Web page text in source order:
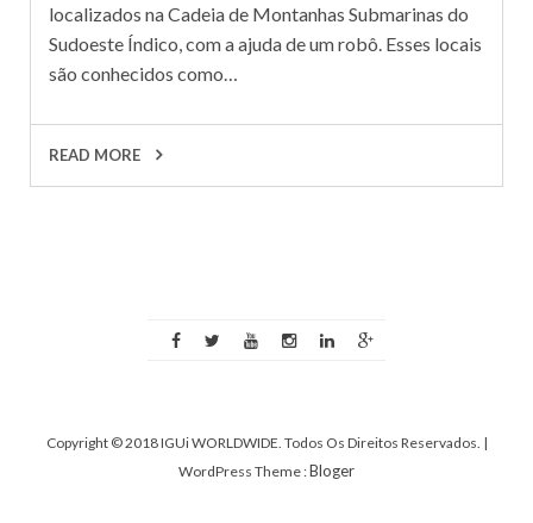
localizados na Cadeia de Montanhas Submarinas do
Sudoeste Índico, com a ajuda de um robô. Esses locais
são conhecidos como…
READ MORE
Copyright © 2018 IGUi WORLDWIDE. Todos Os Direitos Reservados. |
WordPress Theme :Bloger